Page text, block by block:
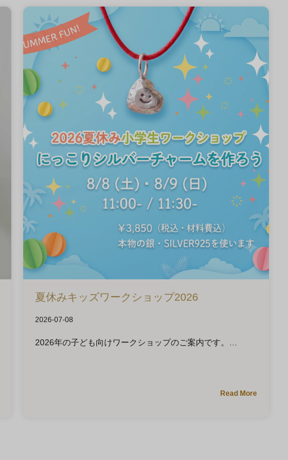
夏休みキッズワークショップ2026
2026-07-08
2026年の子ども向けワークショップのご案内です。
Read More